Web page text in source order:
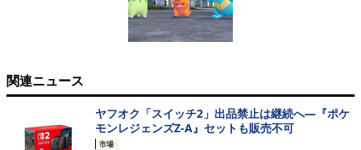
関連ニュース
ヤフオク「スイッチ2」出品禁止は継続へ―『ポケ
モンレジェンズZ-A』セットも販売不可
市場